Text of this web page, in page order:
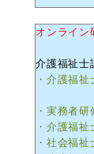
オンライン
介護福祉士
・介護福
・実務者
・介護福
・社会福